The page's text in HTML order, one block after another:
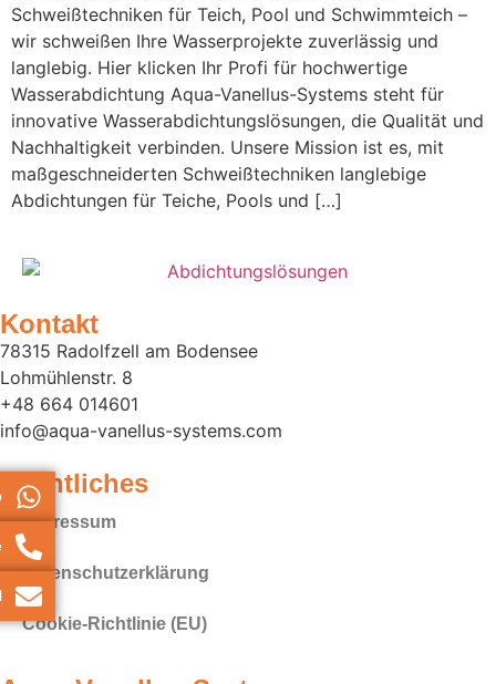
Schweißtechniken für Teich, Pool und Schwimmteich –
wir schweißen Ihre Wasserprojekte zuverlässig und
langlebig. Hier klicken Ihr Profi für hochwertige
Wasserabdichtung Aqua-Vanellus-Systems steht für
innovative Wasserabdichtungslösungen, die Qualität und
Nachhaltigkeit verbinden. Unsere Mission ist es, mit
maßgeschneiderten Schweißtechniken langlebige
Abdichtungen für Teiche, Pools und […]
Kontakt
78315 Radolfzell am Bodensee
Lohmühlenstr. 8
+48 664 014601
info@aqua-vanellus-systems.com
Rechtliches
Impressum
Datenschutz­erklärung
Cookie-Richtlinie (EU)